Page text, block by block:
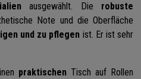
ausgewählt. Die robuste
Note und die Oberfläche
und zu pflegen ist. Er ist sehr
praktischenTisch auf Rollen